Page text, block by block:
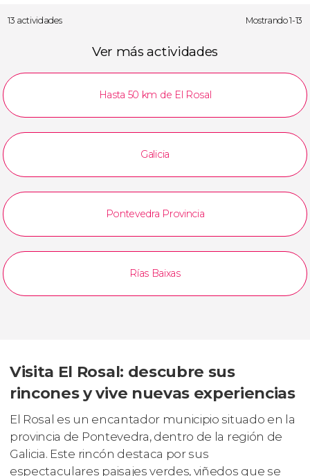
13 actividades Mostrando 1-13
Ver más actividades
Hasta 50 km de El Rosal
Galicia
Pontevedra Provincia
Rías Baixas
Visita El Rosal: descubre sus
rincones y vive nuevas experiencias
El Rosal es un encantador municipio situado en la
provincia de Pontevedra, dentro de la región de
Galicia. Este rincón destaca por sus
espectaculares paisajes verdes, viñedos que se